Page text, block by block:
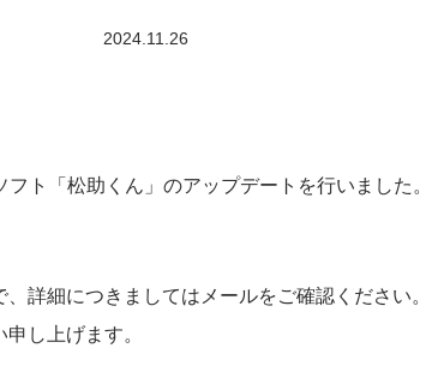
2024.11.26
ト「松助くん」のアップデートを行いました。
詳細につきましてはメールをご確認ください。
し上げます。